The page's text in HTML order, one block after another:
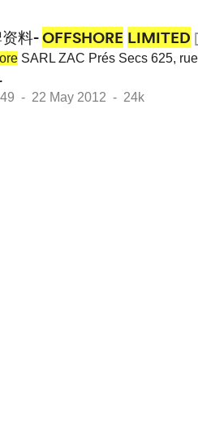
料-OFFSHORE LIMITED
SARL ZAC Prés Secs 625,
- 22 May 2012 - 24k